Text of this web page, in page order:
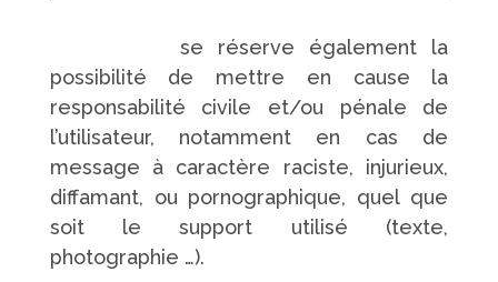
se réserve également la
possibilité de mettre en cause la
responsabilité civile et/ou pénale de
l’utilisateur, notamment en cas de
message à caractère raciste, injurieux,
diffamant, ou pornographique, quel que
soit le support utilisé (texte,
photographie …).